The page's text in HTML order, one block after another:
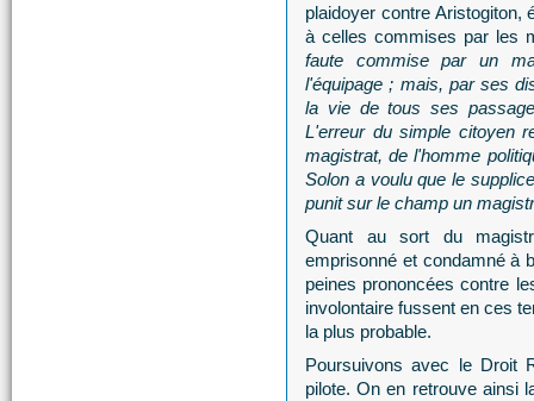
plaidoyer contre Aristogiton,
à celles commises par les
faute commise par un
l'équipage ; mais, par ses
la vie de tous ses
L'erreur du simple citoyen
magistrat, de l'homme
Solon a voulu que le
punit sur le champ un
Quant au sort du
emprisonné et condamné à
peines prononcées contre
involontaire fussent en ces
la plus probable.
Poursuivons avec le Droit
pilote. On en retrouve ainsi